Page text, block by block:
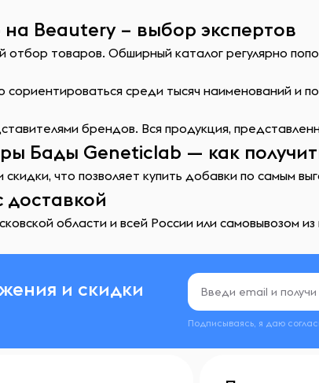
Beautery – выбор экспертов
товаров. Обширный каталог регулярно
сориентироваться среди тысяч наименований
брендов. Вся продукция,
Бады Geneticlab — как
что позволяет купить добавки по самым
доставкой
области и всей России или самовывозом
и скидки
Подписываясь, я даю